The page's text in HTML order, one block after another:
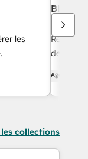
les
Blog
par
de blog
Agent
collections